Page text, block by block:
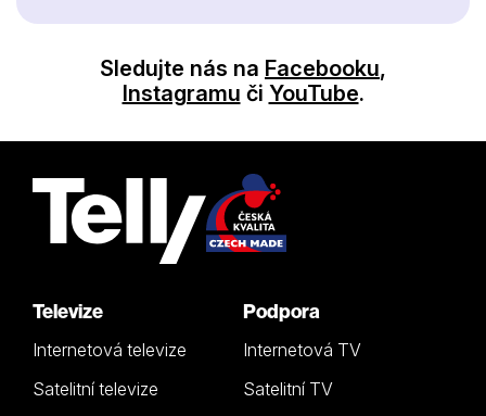
Sledujte nás na Facebooku,
Instagramu či YouTube.
Televize
Internetová televize
Satelitní televize
Podpora
Internetová TV
Satelitní TV